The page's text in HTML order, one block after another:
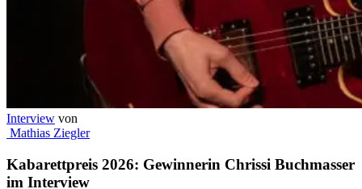
Interview von
Mathias Ziegler
Kabarettpreis 2026: Gewinnerin Chrissi Buchmasser
im Interview